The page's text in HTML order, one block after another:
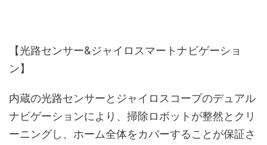
【光路センサー&ジャイロスマートナビゲーショ
ン】
内蔵の光路センサーとジャイロスコープのデュアル
ナビゲーションにより、掃除ロボットが整然とクリ
ーニングし、ホーム全体をカバーすることが保証さ